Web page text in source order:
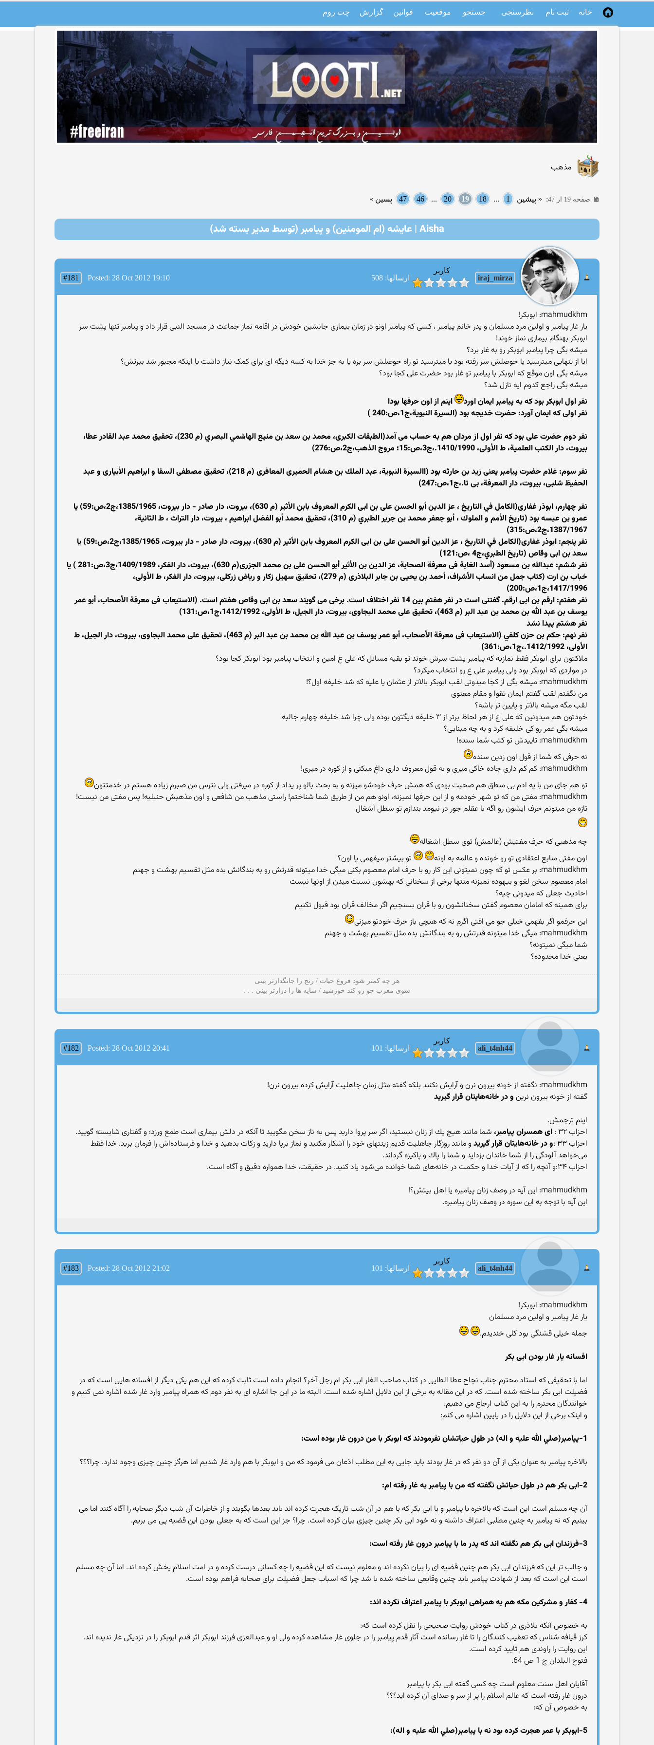
خانه ثبت نام نظرسنجی جستجو موقعیت قوانین گزارش چت روم
مذهب
صفحه 19 از 47 : « پیشین 1
...
18
19
20
...
46
47 پسین »
Aisha | عایشه (ام المومنین) و پیامبر (توسط مدیر بسته شد)
iraj_mirza
کاربر
ارسالها: 508
#181 Posted: 28 Oct 2012 19:10
mahmudkhm: ابوبکر!
یار غار پیامبر و اولین مرد مسلمان و پدر خانم پیامبر ، کسی که پیامبر اونو در زمان بیماری جانشین خودش در اقامه نماز جماعت در مسجد النبی قرار داد و پیامبر تنها پشت سر
ابوبکر بهنگام بیماری نماز خوند!
میشه بگی چرا پیامبر ابوبکر رو به غار برد؟
ایا از تنهایی میترسید یا حوصلش سر رفته بود یا میترسید تو راه حوصلش سر بره یا به جز خدا به کسه دیگه ای برای کمک نیاز داشت یا اینکه مجبور شد ببرتش؟
میشه بگی اون موقع که ابوبکر با پیامبر تو غار بود حضرت علی کجا بود؟
میشه بگی راجع کدوم ایه نازل شد؟
نفر اول ابوبکر بود که به پیامبر ایمان اورد
اینم از اون حرفها بودا
نفر اولی که ایمان آورد: حضرت خدیجه بود (السيرة النبوية،ج‏1،ص:240 )
نفر دوم حضرت علی بود که نفر اول از مردان هم به حساب می آمد(الطبقات الكبرى، محمد بن سعد بن منيع الهاشمي البصري (م 230)، تحقيق محمد عبد القادر عطا،
بيروت، دار الكتب العلمية، ط الأولى، 1410/1990.،ج‏3،ص:15؛ مروج ‏الذهب،ج‏2،ص:276)
نفر سوم: غلام حضرت پیامبر یعنی زید بن حارثه بود (االسيرة النبوية، عبد الملك بن هشام الحميرى المعافرى (م 218)، تحقيق مصطفى السقا و ابراهيم الأبيارى و عبد
الحفيظ شلبى، بيروت، دار المعرفة، بى تا.،ج‏1،ص:247)
نفر چهارم، ابوذر غفاری(الكامل في التاريخ ، عز الدين أبو الحسن على بن ابى الكرم المعروف بابن الأثير (م 630)، بيروت، دار صادر - دار بيروت، 1385/1965،ج‏2،ص:59) یا
عمرو بن عبسه بود (تاريخ الأمم و الملوك ، أبو جعفر محمد بن جرير الطبري (م 310)، تحقيق محمد أبو الفضل ابراهيم ، بيروت، دار التراث ، ط الثانية،
1387/1967،ج‏2،ص:315)
نفر پنجم: ابوذر غفاری(الكامل في التاريخ ، عز الدين أبو الحسن على بن ابى الكرم المعروف بابن الأثير (م 630)، بيروت، دار صادر - دار بيروت، 1385/1965،ج‏2،ص:59) یا
سعد بن ابی وقاص (تاريخ‏ الطبري،ج‏4 ،ص:121)
نفر ششم: عبدالله بن مسعود (أسد الغابة فى معرفة الصحابة، عز الدين بن الأثير أبو الحسن على بن محمد الجزرى(م 630)، بيروت، دار الفكر، 1409/1989،ج‏3،ص:281 ) یا
خباب بن ارت (كتاب جمل من انساب الأشراف، أحمد بن يحيى بن جابر البلاذرى (م 279)، تحقيق سهيل زكار و رياض زركلى، بيروت، دار الفكر، ط الأولى،
1417/1996،ج‏1،ص:200)
نفر هفتم: ارقم بن ابی ارقم. گفتنی است در نفر هفتم بین 14 نفر اختلاف است. برخی می گویند سعد بن ابی وقاص هفتم است. (الاستيعاب فى معرفة الأصحاب، أبو عمر
يوسف بن عبد الله بن محمد بن عبد البر (م 463)، تحقيق على محمد البجاوى، بيروت، دار الجيل، ط الأولى، 1412/1992،ج‏1،ص:131)
نفر هشتم پیدا نشد
نفر نهم: حكم بن حزن كلفي (الاستيعاب فى معرفة الأصحاب، أبو عمر يوسف بن عبد الله بن محمد بن عبد البر (م 463)، تحقيق على محمد البجاوى، بيروت، دار الجيل، ط
الأولى، 1412/1992.،ج‏1،ص:361)
ملاکتون برای ابوبکر فقط نمازیه که پیامبر پشت سرش خوند تو بقیه مسائل که علی ع امین و انتخاب پیامبر بود ابوبکر کجا بود؟
در مواردی که ابوبکر بود ولی پیامبر علی ع رو انتخاب میکرد؟
mahmudkhm: میشه بگی از کجا میدونی لقب ابوبکر بالاتر از عثمان یا علیه که شد خلیفه اول؟!
من نگفتم لقب گفتم ایمان تقوا و مقام معنوی
لقب مگه میشه بالاتر و پایین تر باشه؟
خودتون هم میدونین که علی ع از هر لحاظ برتر از ۳ خلیفه دیگتون بوده ولی چرا شد خلیفه چهارم جالبه
میشه بگی عمر رو کی خلیفه کرد و به چه مبنایی؟
mahmudkhm: تاییدش تو کتب شما سنده!
نه حرفی که شما از قول اون زدین سنده
mahmudkhm: کم کم داری جاده خاکی میری و به قول معروف داری داغ میکنی و از کوره در میری!
تو هم جای من با یه ادم بی منطق هم صحبت بودی که همش حرف خودشو میزنه و به بحث بالو پر یداد از کوره در میرفتی ولی نترس من صبرم زیاده هستم در خدمتتون
mahmudkhm: مفتی من که تو شهر خودمه و از این حرفها نمیزنه، اونو هم من از طریق شما شناختم! راستی مذهب من شافعی و اون مذهبش حنبلیه! پس مفتی من نیست!
تازه من میتونم حرف ایشون رو اگه با عقلم جور در نیومد بندازم تو سطل آشغال
چه مذهبی که حرف مفتیش (عالمش) توی سطل اشغاله
اون مفتی منابع اعتقادی تو رو خونده و عالمه به اونه
تو بیشتر میفهمی یا اون؟
mahmudkhm: بر عکس تو که چون نمیتونی این کار رو با حرف امام معصوم بکنی میگی خدا میتونه قدرتش رو به بندگانش بده مثل تقسیم بهشت و جهنم
امام معصوم سخن لغو و بیهوده نمیزنه منتها برخی از سخنانی که بهشون نسبت میدن از اونها نیست
احادیث جعلی که میدونی چیه؟
برای همینه که امامان معصوم گفتن سخنانشون رو با قران بسنجیم اگر مخالف قران بود قبول نکنیم
این حرفمو اگر بفهمی خیلی جو می افتی اگرم نه که هیچی باز حرف خودتو میزنی
mahmudkhm: میگی خدا میتونه قدرتش رو به بندگانش بده مثل تقسیم بهشت و جهنم
شما میگی نمیتونه؟
یعنی خدا محدوده؟
هر چه کمتر شود فروغ حیات / رنج را جانگدازتر بینی
سوی مغرب چو رو کند خورشید / سایه ها را درازتر بینی . . .
ali_t4nh44
کاربر
ارسالها: 101
#182 Posted: 28 Oct 2012 20:41
mahmudkhm: نگفته از خونه بیرون نرن و آرایش نکنند بلکه گفته مثل زمان جاهلیت آرایش کرده بیرون نرن!
گفته از خونه بیرون نرین و در خانه‌هايتان قرار گيريد
اینم ترجمش.
احزاب ۳۲ :
اى همسران پيامبر، شما مانند هيچ يك از زنان نيستيد، اگر سر پروا داريد پس به ناز سخن مگوييد تا آنكه در دلش بيمارى است طمع ورزد؛ و گفتارى شايسته گوييد.
احزاب ۳۳ :
و در خانه‌هايتان قرار گيريدو مانند روزگار جاهليت قديم زينتهاى خود را آشكار مكنيد و نماز برپا داريد و زكات بدهيد و خدا و فرستاده‌اش را فرمان بريد. خدا فقط
مى‌خواهد آلودگى را از شما خاندان بزدايد و شما را پاك و پاكيزه گرداند.
احزاب ۳۴:و آنچه را كه از آيات خدا و حكمت در خانه‌هاى شما خوانده مى‌شود ياد كنيد. در حقيقت، خدا همواره دقيق و آگاه است.
mahmudkhm: این آیه در وصف زنان پیامبره یا اهل بیتش؟!
این آیه با توجه به این سوره در وصف زنان پیامبره.
ali_t4nh44
کاربر
ارسالها: 101
#183 Posted: 28 Oct 2012 21:02
mahmudkhm: ابوبکر!
یار غار پیامبر و اولین مرد مسلمان
جمله خیلی قشنگی بود کلی خندیدم.
افسانه یار غار بودن ابی بکر
اما با تحقیقی که استاد محترم جناب نجاح عطا الطایی در کتاب صاحب الغار ابی بکر ام رجل آخر؟ انجام داده است ثابت کرده که این هم یکی دیگر از افسانه هایی است که در
فضیلت ابی بکر ساخته شده است. که در این مقاله به برخی از این دلایل اشاره شده است. البته ما در این جا اشاره ای به نفر دوم که همراه پیامبر وارد غار شده اشاره نمی کنیم و
خوانندگان محترم را به این کتاب ارجاع می دهیم.
و اینک برخی از این دلایل را در پایین اشاره می کنم:
1-پیامبر(صلي الله عليه و اله) در طول حیاتشان نفرمودند که ابوبکر با من درون غار بوده است:
بالاخره پیامبر به عنوان یکی از آن دو نفر که در غار بودند باید جایی به این مطلب اذعان می فرمود که من و ابوبکر با هم وارد غار شدیم اما هرگز چنین چیزی وجود ندارد. چرا؟؟؟
2-ابی بکر هم در طول حیاتش نگفته که من با پیامبر به غار رفته ام:
آن چه مسلم است این است که بالاخره یا پیامبر و یا ابی بکر که با هم در آن شب تاریک هجرت کرده اند باید بعدها بگویند و از خاطرات آن شب دیگر صحابه را آگاه کنند اما می
بینیم که نه پیامبر به چنین مطلبی اعتراف داشته و نه خود ابی بکر چنین چیزی بیان کرده است. چرا؟ جز این است که به جعلی بودن این قضیه پی می بریم.
3-فرزندان ابی بکر هم نگفته اند که پدر ما با پیامبر درون غار رفته است:
و جالب تر این که فرزندان ابی بکر هم چنین قضیه ای را بیان نکرده اند و معلوم نیست که این قضیه را چه کسانی درست کرده و در امت اسلام پخش کرده اند. اما آن چه مسلم
است این است که بعد از شهادت پیامبر باید چنین وقایعی ساخته شده با شد چرا که اسباب جعل فضیلت برای صحابه فراهم بوده است.
4- کفار و مشرکین مکه هم به همراهی ابوبکر با پیامبر اعتراف نکرده اند:
به خصوص آنکه بلاذری در کتاب خودش روایت صحیحی را نقل کرده است که:
کرز قیافه شناس که تعقیب کنندگان را تا غار رسانده است آثار قدم پیامبر را در جلوی غار مشاهده کرده ولی او و عبدالعزی فرزند ابوبکر اثر قدم ابوبکر را در نزدیکی غار ندیده اند.
این روایت را راوندی هم تایید کرده است.
فتوح البلدان ج 1 ص 64.
آقایان اهل سنت معلوم است چه کسی گفته ابی بکر با پیامبر
درون غار رفته است که عالم اسلام را پر از سر و صدای آن کرده اید؟؟؟
به خصوص آن که:
5-ابوبکر با عمر هجرت کرده بود نه با پیامبر(صلي الله عليه و اله):